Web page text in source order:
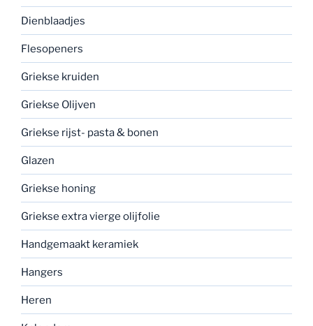
Dienblaadjes
Flesopeners
Griekse kruiden
Griekse Olijven
Griekse rijst- pasta & bonen
Glazen
Griekse honing
Griekse extra vierge olijfolie
Handgemaakt keramiek
Hangers
Heren